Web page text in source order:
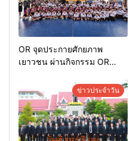
OR จุดประกายศักยภาพ
เยาวชน ผ่านกิจกรรม OR
ข่าวประจำวัน